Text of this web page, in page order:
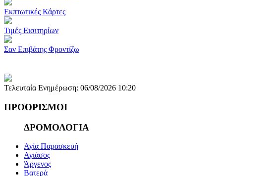
Εκπτωτικές Κάρτες
Τιμές Εισιτηρίων
Σαν Επιβάτης Φροντίζω
Τελευταία Ενημέρωση: 06/08/2026 10:20
ΠΡΟΟΡΙΣΜΟΙ
ΔΡΟΜΟΛΟΓΙΑ
Αγία Παρασκευή
Αγιάσος
Άργενος
Βατερά